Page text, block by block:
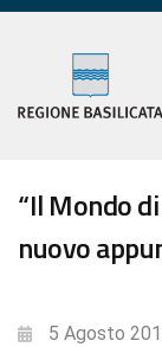
“Il Mondo
nuovo
5 Agosto